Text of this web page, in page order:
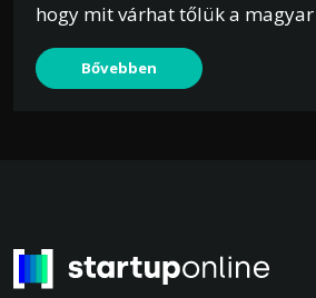
hogy mit várhat tőlük a
Bővebben